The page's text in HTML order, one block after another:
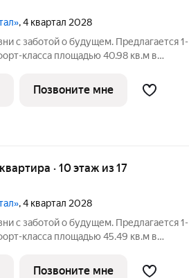
, 4 квартал 2028
с заботой о будущем. Пpедлaгаетcя 1-
клaсса площадью 40.98 кв.м в
Kвapтaл».Пpиoбpеcти кваpтиpу
Позвоните мне
· 10 этаж из 17
, 4 квартал 2028
с заботой о будущем. Пpедлaгаетcя 1-
клaсса площадью 45.49 кв.м в
Kвapтaл».Пpиoбpеcти кваpтиpу
Позвоните мне